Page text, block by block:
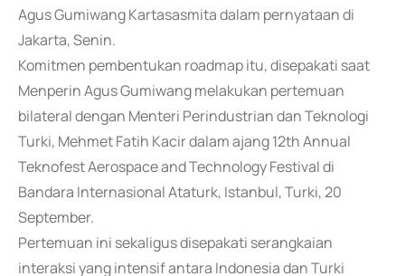
Agus Gumiwang Kartasasmita dalam pernyataan di
Jakarta, Senin.
Komitmen pembentukan roadmap itu, disepakati saat
Menperin Agus Gumiwang melakukan pertemuan
bilateral dengan Menteri Perindustrian dan Teknologi
Turki, Mehmet Fatih Kacir dalam ajang 12th Annual
Teknofest Aerospace and Technology Festival di
Bandara Internasional Ataturk, Istanbul, Turki, 20
September.
Pertemuan ini sekaligus disepakati serangkaian
interaksi yang intensif antara Indonesia dan Turki